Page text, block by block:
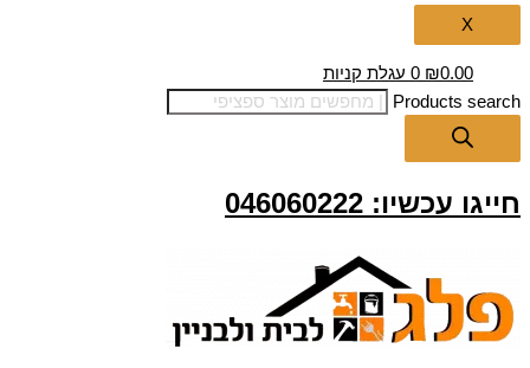
X
₪0.00
0 עגלת קניות
Products search
חייגו עכשיו: 046060222